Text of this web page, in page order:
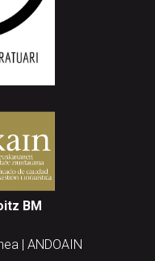
BM
| ANDOAIN